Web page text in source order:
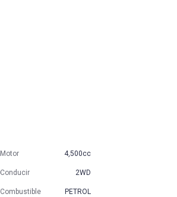
Motor 4,500cc
Conducir 2WD
Combustible PETROL